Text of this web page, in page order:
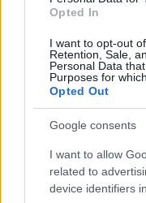
Opted In
I want to opt-out
Retention, Sale,
Personal Data
Purposes for
Opted Out
Google consents
I want to allow
related to
device identifiers
Nincs még egy
legalábbis külsőre,
jóhoz,
miközben sok
Részben ezért is
sokan, hogy
És tényleg, a
kéz, mégis
van-e mögötte,